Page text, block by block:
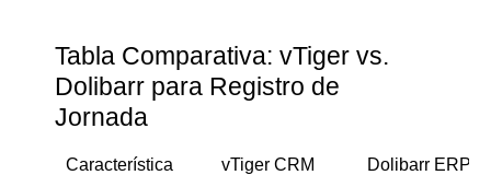
Tabla Comparativa: vTiger vs.
Dolibarr para Registro de
Jornada
Característica vTiger CRM Dolibarr ERP